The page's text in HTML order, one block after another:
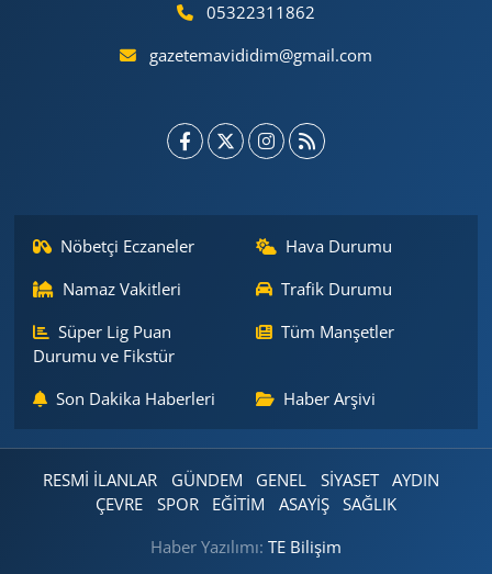
05322311862
gazetemavididim@gmail.com
Nöbetçi Eczaneler
Hava Durumu
Namaz Vakitleri
Trafik Durumu
Süper Lig Puan
Durumu ve Fikstür
Tüm Manşetler
Son Dakika Haberleri Haber Arşivi
RESMİ İLANLAR GÜNDEM GENEL SİYASET
AYDIN
ÇEVRE
SPOR EĞİTİM ASAYİŞ
SAĞLIK
Haber Yazılımı: TE Bilişim